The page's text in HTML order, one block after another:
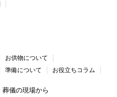
お供物について
準備について お役立ちコラム
葬儀の現場から